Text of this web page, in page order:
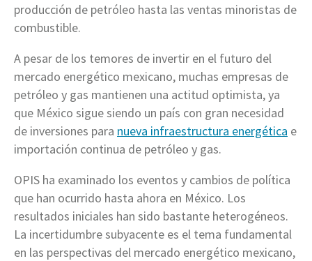
producción de petróleo hasta las ventas minoristas de
combustible.
A pesar de los temores de invertir en el futuro del
mercado energético mexicano, muchas empresas de
petróleo y gas mantienen una actitud optimista, ya
que México sigue siendo un país con gran necesidad
de inversiones para nueva infraestructura energética e
importación continua de petróleo y gas.
OPIS ha examinado los eventos y cambios de política
que han ocurrido hasta ahora en México. Los
resultados iniciales han sido bastante heterogéneos.
La incertidumbre subyacente es el tema fundamental
en las perspectivas del mercado energético mexicano,